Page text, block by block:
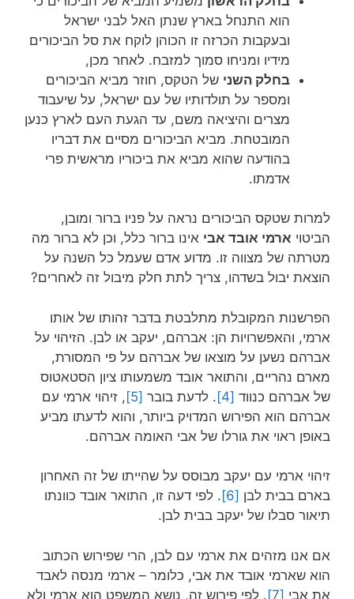
הוא התנחל בארץ שנתן האל לבני ישראל
ובעקבות הכרזה זו הכוהן לוקח את סל הביכורים
מידיו ומניחו סמוך למזבח. לאחר מכן,
בחלק השני של הטקס, חוזר מביא הביכורים
ומספר על תולדותיו של עם ישראל, על שיעבוד
מצרים והיציאה משם, עד הגעת העם לארץ כנען
המובטחת. מביא הביכורים מסיים את דבריו
בהודעה שהוא מביא את ביכוריו מראשית פרי
אדמתו.
למרות שטקס הביכורים נראה על פניו ברור ומובן,
הביטוי ארמי אובד אבי אינו ברור כלל, וכן לא ברור מה
מטרתה של מצווה זו. מדוע אדם שעמל כל השנה על
הוצאת יבול בשדהו, צריך לתת חלק מיבול זה לאחרים?
הפרשנות המקובלת מתלבטת בדבר זהותו של אותו
ארמי, והאפשרויות הן: אברהם, יעקב או לבן. הזיהוי על
אברהם נשען על מוצאו של אברהם על פי המסורת,
מארם נהריים, והתואר אובד משמעותו ציון הסטאטוס
של אברהם כנווד [4] . לדעת בובר [5]
, זיהוי ארמי עם
אברהם הוא הפירוש המדויק ביותר, והוא לדעתו מביע
באופן ראוי את גורלו של אבי האומה אברהם.
זיהוי ארמי עם יעקב מבוסס על שהייתו של זה האחרון
בארם בבית לבן [6]
. לפי דעה זו, התואר אובד כוונתו
תיאור סבלו של יעקב בבית לבן.
אם אנו מזהים את ארמי עם לבן, הרי שפירוש הכתוב
הוא שארמי אובד את אבי, כלומר – ארמי מנסה לאבד
את אבי [7]
. לפי פירוש זה, נושא המשפט הוא ארמי ולא